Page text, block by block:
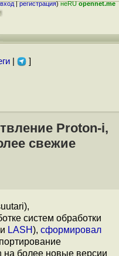
вход|регистрация)неRUopennet.me
| ]
Proton-i,
свежие
систем обработки
и LASH), сформировал
на более новые версии